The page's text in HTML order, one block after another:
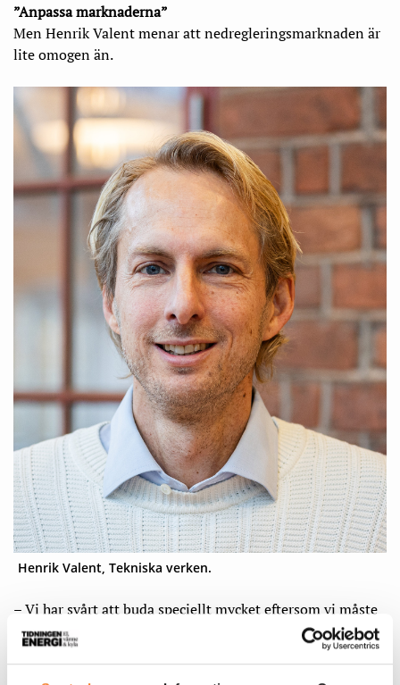
”Anpassa marknaderna”
Men Henrik Valent menar att nedregleringsmarknaden är
lite omogen än.
Henrik Valent, Tekniska verken.
– Vi har svårt att buda speciellt mycket eftersom vi måste
lägga våra bud ett dygn innan driftstimmen. Det betyder
att ett oplanerat moln kan passera över solcellsparken en